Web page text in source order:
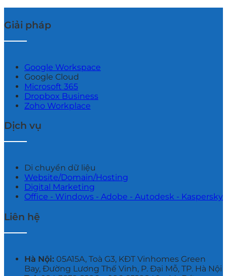
Giải pháp
Google Workspace
Google Cloud
Microsoft 365
Dropbox Business
Zoho Workplace
Dịch vụ
Di chuyển dữ liệu
Website/Domain/Hosting
Digital Marketing
Office - Windows - Adobe - Autodesk - Kaspersky
Liên hệ
Hà Nội: 05A15A, Toà G3, KĐT Vinhomes Green
Bay, Đường Lương Thế Vinh, P. Đại Mỗ, TP. Hà Nội